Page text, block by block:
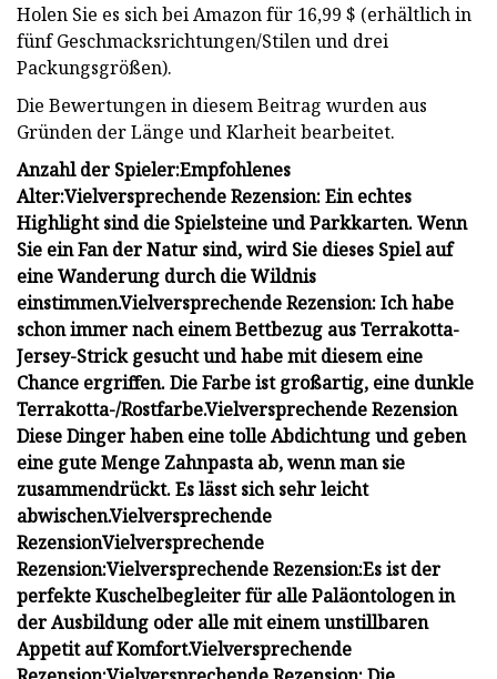
Holen Sie es sich bei Amazon für 16,99 $ (erhältlich in
fünf Geschmacksrichtungen/Stilen und drei
Packungsgrößen).
Die Bewertungen in diesem Beitrag wurden aus
Gründen der Länge und Klarheit bearbeitet.
Anzahl der Spieler:Empfohlenes
Alter:Vielversprechende Rezension:Ein echtes
Highlight sind die Spielsteine ​​und Parkkarten. Wenn
Sie ein Fan der Natur sind, wird Sie dieses Spiel auf
eine Wanderung durch die Wildnis
einstimmen.Vielversprechende Rezension:Ich habe
schon immer nach einem Bettbezug aus Terrakotta-
Jersey-Strick gesucht und habe mit diesem eine
Chance ergriffen. Die Farbe ist großartig, eine dunkle
Terrakotta-/Rostfarbe.Vielversprechende Rezension
Diese Dinger haben eine tolle Abdichtung und geben
eine gute Menge Zahnpasta ab, wenn man sie
zusammendrückt. Es lässt sich sehr leicht
abwischen.Vielversprechende
RezensionVielversprechende
Rezension:Vielversprechende Rezension:Es ist der
perfekte Kuschelbegleiter für alle Paläontologen in
der Ausbildung oder alle mit einem unstillbaren
Appetit auf Komfort.Vielversprechende